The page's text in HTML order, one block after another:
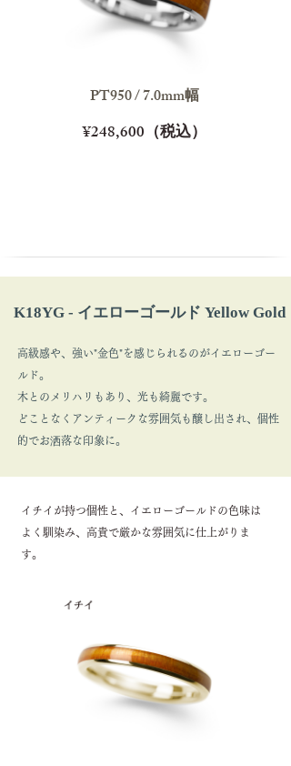
PT950 / 7.0mm幅
¥248,600（税込）
K18YG - イエローゴールド Yellow Gold
高級感や、強い"金色"を感じられるのがイエローゴー
ルド。
木とのメリハリもあり、光も綺麗です。
どことなくアンティークな雰囲気も醸し出され、個性
的でお洒落な印象に。
イチイが持つ個性と、イエローゴールドの色味は
よく馴染み、高貴で厳かな雰囲気に仕上がりま
す。